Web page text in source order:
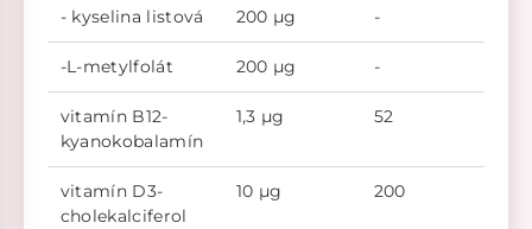
- kyselina listová 200 µg -
-L-metylfolát 200 µg -
vitamín B12-
kyanokobalamín
1,3 µg 52
vitamín D3-
cholekalciferol
10 µg 200